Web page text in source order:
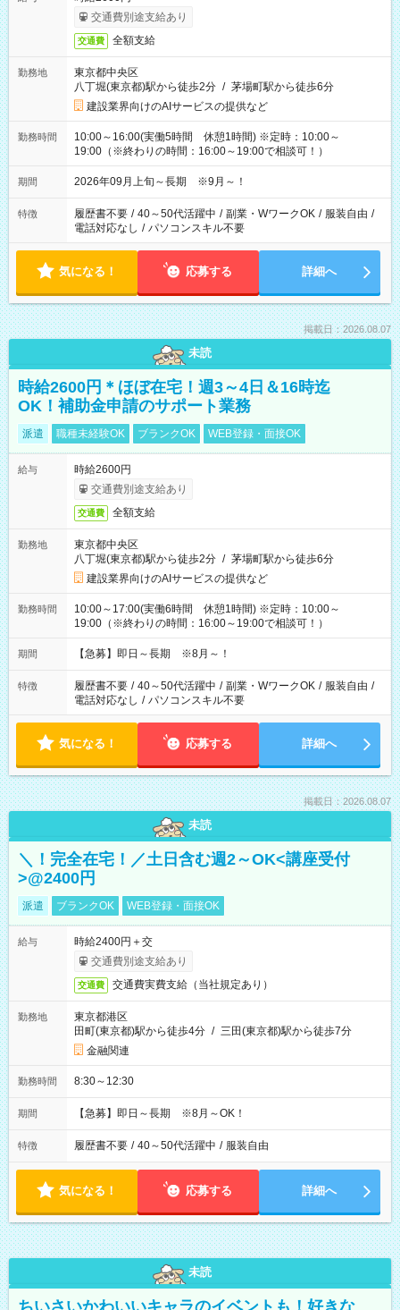
交通費別途支給あり
交通費 全額支給
勤務地
東京都中央区
八丁堀(東京都)駅から徒歩2分 / 茅場町駅から徒歩6分
建設業界向けのAIサービスの提供など
勤務時間
10:00～16:00(実働5時間 休憩1時間) ※定時：10:00～
19:00（※終わりの時間：16:00～19:00で相談可！）
期間 2026年09月上旬～長期 ※9月～！
特徴 履歴書不要 / 40～50代活躍中 / 副業・WワークOK / 服装自由 /
電話対応なし / パソコンスキル不要
気になる！ 応募する 詳細へ
掲載日：2026.08.07
未読
時給2600円＊ほぼ在宅！週3～4日＆16時迄
OK！補助金申請のサポート業務
派遣 職種未経験OK ブランクOK WEB登録・面接OK
給与
時給2600円
交通費別途支給あり
交通費 全額支給
勤務地
東京都中央区
八丁堀(東京都)駅から徒歩2分 / 茅場町駅から徒歩6分
建設業界向けのAIサービスの提供など
勤務時間
10:00～17:00(実働6時間 休憩1時間) ※定時：10:00～
19:00（※終わりの時間：16:00～19:00で相談可！）
期間 【急募】即日～長期 ※8月～！
特徴 履歴書不要 / 40～50代活躍中 / 副業・WワークOK / 服装自由 /
電話対応なし / パソコンスキル不要
気になる！ 応募する 詳細へ
掲載日：2026.08.07
未読
＼！完全在宅！／土日含む週2～OK<講座受付
>@2400円
派遣 ブランクOK WEB登録・面接OK
給与
時給2400円＋交
交通費別途支給あり
交通費 交通費実費支給（当社規定あり）
勤務地
東京都港区
田町(東京都)駅から徒歩4分 / 三田(東京都)駅から徒歩7分
金融関連
勤務時間 8:30～12:30
期間 【急募】即日～長期 ※8月～OK！
特徴 履歴書不要 / 40～50代活躍中 / 服装自由
気になる！ 応募する 詳細へ
未読
ちいさいかわいいキャラのイベントも！好きな